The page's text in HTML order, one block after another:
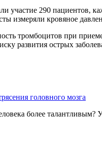
участие 290 пациентов,
измеряли кровяное
тромбоцитов при
развития острых
более талантливым?